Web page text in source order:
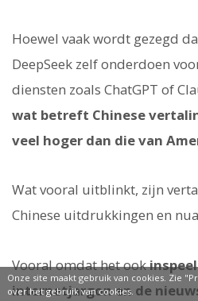
Hoewel vaak wordt gezegd
DeepSeek zelf onderdoen
diensten zoals ChatGPT of
wat betreft Chinese
veel hoger dan die van
Wat vooral uitblinkt, zijn
Chinese uitdrukkingen en
Vooral omdat het ook
internetjargon en de
Onze site maakt gebruik van cookies. Zie
over het gebruik van cookies.